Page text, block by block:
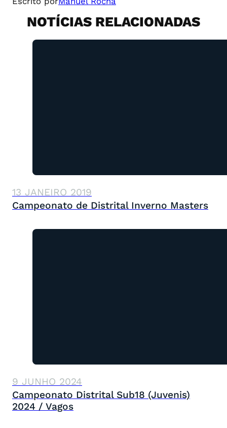
NOTÍCIAS RELACIONADAS
13 JANEIRO 2019
Campeonato de Distrital Inverno Masters
9 JUNHO 2024
Campeonato Distrital Sub18 (Juvenis)
2024 / Vagos